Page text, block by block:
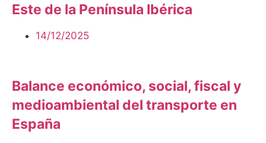
Este de la Península Ibérica
14/12/2025
Balance económico, social, fiscal y
medioambiental del transporte en
España